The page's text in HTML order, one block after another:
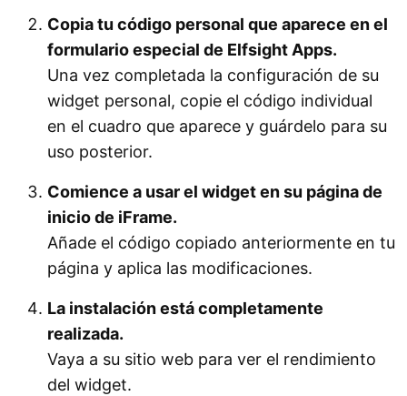
Copia tu código personal que aparece en el
formulario especial de Elfsight Apps.
Una vez completada la configuración de su
widget personal, copie el código individual
en el cuadro que aparece y guárdelo para su
uso posterior.
Comience a usar el widget en su página de
inicio de iFrame.
Añade el código copiado anteriormente en tu
página y aplica las modificaciones.
La instalación está completamente
realizada.
Vaya a su sitio web para ver el rendimiento
del widget.